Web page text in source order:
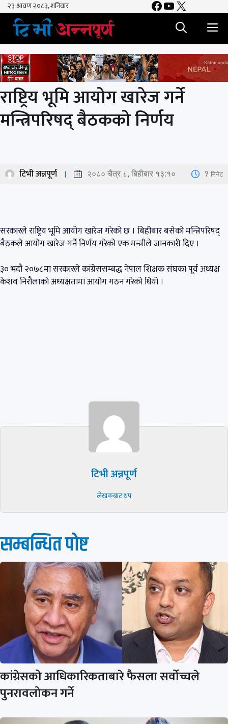
Skip
content
Facebook
YouTube
X
राष्ट्रिय भूमि आयोग खारेज गर्ने
मन्त्रिपरिषद् बैठकको निर्णय
टिभी अन्नपूर्ण २०८० चैत्र ८, बिहीबार १३:१० 1 मिनेट
सरकारले राष्ट्रिय भूमि आयोग खारेज गरेको छ । बिहीबार बसेको मन्त्रिपरिषद्
बैठकले आयोग खारेज गर्ने निर्णय गरेको एक मन्त्रीले जानकारी दिए ।
३० भदौ २०७८मा सरकारले कांग्रेससम्बद्ध नेपाल शिक्षक संघका पूर्व अध्यक्ष
केशव निरौलाको अध्यक्षतामा आयोग गठन गरेको थियो ।
टिभी अन्नपूर्ण
लेखकबाट थप
सम्बन्धित पाेष्ट
कांग्रेसको आधिकारिकताबारे फैसला सर्वोच्चले
पुनरावलोकन गर्ने